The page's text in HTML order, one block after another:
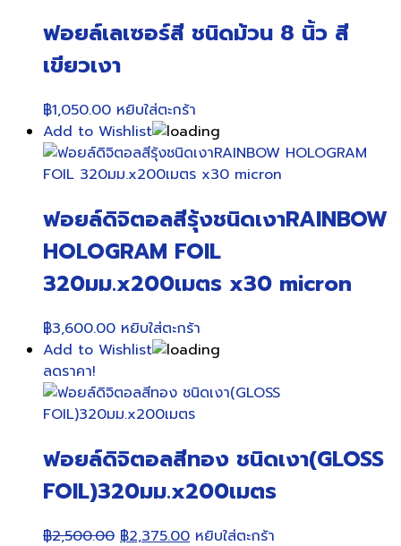
variants.
be
chosen
on
the
page
ฟอยล์เลเซอร์สี ชนิดม้วน 8 นิ้ว สี
เขียวเงา
฿1,050.00 หยิบใส่ตะกร้า
Add to Wishlist
ฟอยล์ดิจิตอลสีรุ้งชนิดเงาRAINBOW
HOLOGRAM FOIL
320มม.x200เมตร x30 micron
฿3,600.00 หยิบใส่ตะกร้า
Add to Wishlist
ลดราคา!
ฟอยล์ดิจิตอลสีทอง ชนิดเงา(GLOSS
FOIL)320มม.x200เมตร
฿2,500.00 Original
฿2,375.00Current
หยิบใส่ตะกร้า